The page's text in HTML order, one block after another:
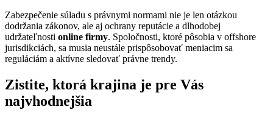
Zabezpečenie súladu s právnymi normami nie je len otázkou
dodržania zákonov, ale aj ochrany reputácie a dlhodobej
udržateľnosti online firmy. Spoločnosti, ktoré pôsobia v offshore
jurisdikciách, sa musia neustále prispôsobovať meniacim sa
reguláciám a aktívne sledovať právne trendy.
Zistite, ktorá krajina je pre Vás
najvhodnejšia